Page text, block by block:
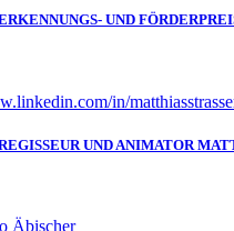
UND
UND ANIMATOR